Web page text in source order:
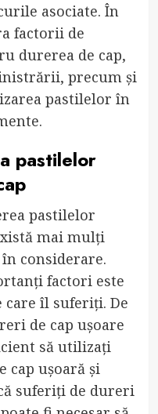
asociate. În
factorii de
durerea de cap,
precum și
pastilelor în
pastilelor
pastilelor
mai mulți
considerare.
factori este
care îl suferiți. De
de cap ușoare
să utilizați
cap ușoară și
suferiți de dureri